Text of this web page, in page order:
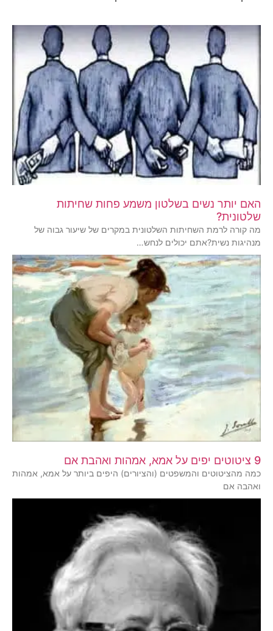
האם יותר נשים בשלטון משמע פחות שחיתות
שלטונית?
מה קורה לרמת השחיתות השלטונית במקרים של שיעור גבוה של
מנהיגות נשית?אתם יכולים לנחש…
9 ציטוטים יפים על אמא, אמהות ואהבת אם
כמה מהציטוטים והמשפטים (והציורים) היפים ביותר על אמא, אמהות
ואהבה אם